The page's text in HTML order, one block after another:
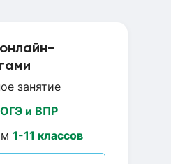
занятие
и ВПР
1-11 классов